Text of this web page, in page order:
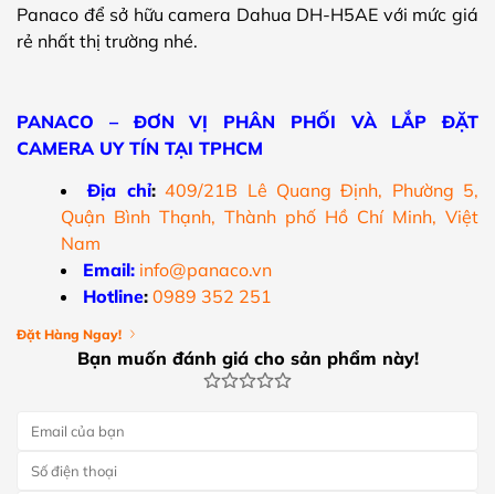
Panaco để sở hữu camera Dahua DH-H5AE với mức giá
rẻ nhất thị trường nhé.
PANACO – ĐƠN VỊ PHÂN PHỐI VÀ LẮP ĐẶT
CAMERA UY TÍN TẠI TPHCM
Địa chỉ: 409/21B Lê Quang Định, Phường 5,
Quận Bình Thạnh, Thành phố Hồ Chí Minh, Việt
Nam
Email: info@panaco.vn
Hotline: 0989 352 251
Đặt Hàng Ngay!
Bạn muốn đánh giá cho sản phẩm này!